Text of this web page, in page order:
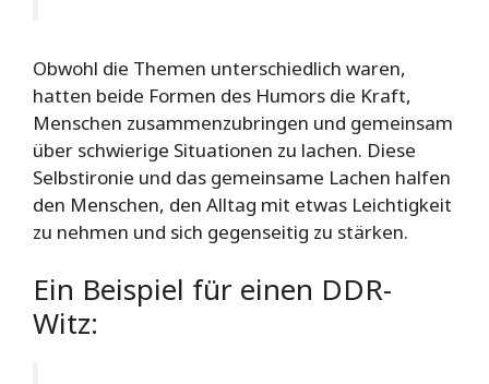
Obwohl die Themen unterschiedlich waren,
hatten beide Formen des Humors die Kraft,
Menschen zusammenzubringen und gemeinsam
über schwierige Situationen zu lachen. Diese
Selbstironie und das gemeinsame Lachen halfen
den Menschen, den Alltag mit etwas Leichtigkeit
zu nehmen und sich gegenseitig zu stärken.
Ein Beispiel für einen DDR-
Witz: